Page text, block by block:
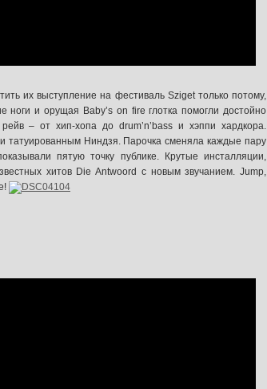
их выступление на фестиваль Sziget только потому,
и орущая Baby’s on fire глотка помогли достойно
– от хип-хопа до drum’n’bass и хэппи хардкора.
татуированным Ниндзя. Парочка сменяла каждые пару
пятую точку публике. Крутые инсталляции,
хитов Die Antwoord с новым звучанием. Jump,